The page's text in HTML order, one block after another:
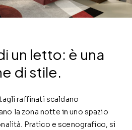
un letto: è una
di stile.
raffinati scaldano
la zona notte in uno spazio
Pratico e scenografico, si